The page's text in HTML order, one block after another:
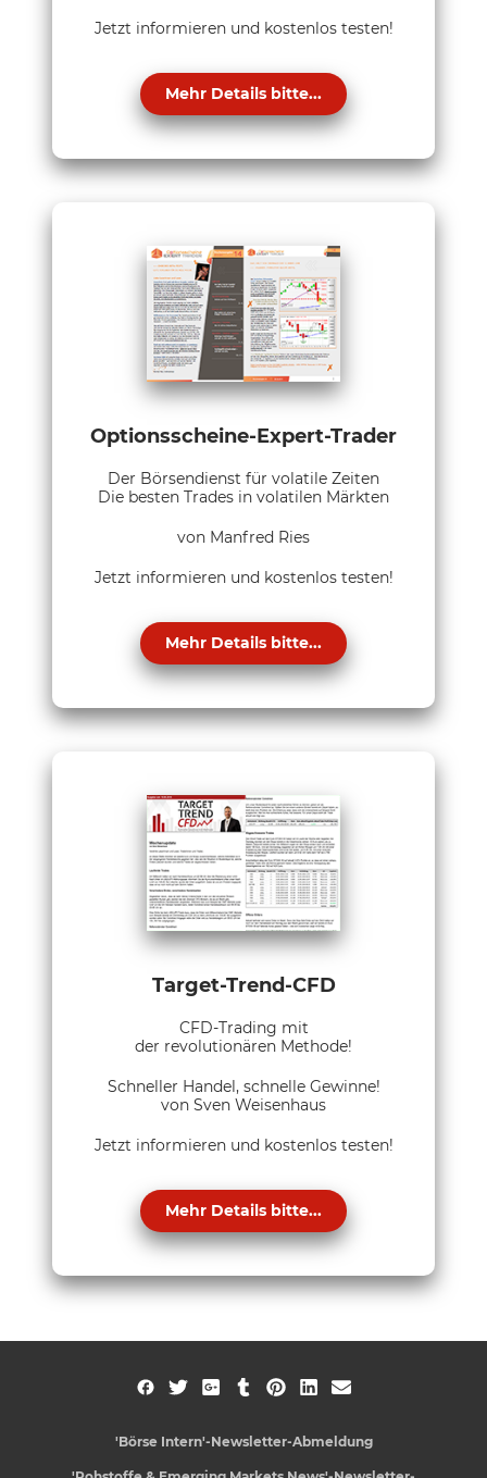
Jetzt informieren und kostenlos testen!
Mehr Details bitte...
Optionsscheine-Expert-Trader
Der Börsendienst für volatile Zeiten
Die besten Trades in volatilen Märkten
von Manfred Ries
Jetzt informieren und kostenlos testen!
Mehr Details bitte...
Target-Trend-CFD
CFD-Trading mit
der revolutionären Methode!
Schneller Handel, schnelle Gewinne!
von Sven Weisenhaus
Jetzt informieren und kostenlos testen!
Mehr Details bitte...
'Börse Intern'-Newsletter-Abmeldung